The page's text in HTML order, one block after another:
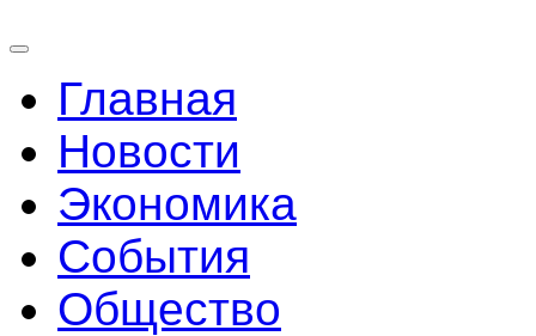
Главная
Новости
Экономика
События
Общество